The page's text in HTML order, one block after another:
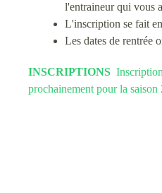
l'entraineur qui vous
L'inscription se fait
Les dates de rentrée
INSCRIPTIONS
prochainement pour la saison